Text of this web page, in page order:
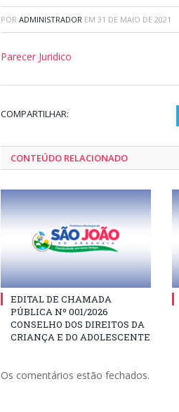
POR ADMINISTRADOR EM 31 DE MAIO DE 2021
Parecer Juridico
COMPARTILHAR:
CONTEÚDO RELACIONADO
EDITAL DE CHAMADA
PÚBLICA Nº 001/2026
CONSELHO DOS DIREITOS DA
CRIANÇA E DO ADOLESCENTE
Os comentários estão fechados.